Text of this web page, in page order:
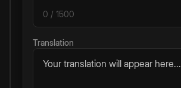
0 / 1500
Translation
Your translation will appear here...